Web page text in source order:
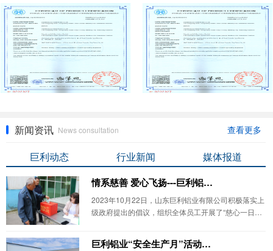
新闻资讯 News consultation
巨利动态 行业新闻 媒体报道
查看更多
情系慈善 爱心飞扬---巨利铝业开展“慈心一日捐”活动
2023年10月22日，山东巨利铝业有限公司积极落实上
级政府提出的倡议，组织全体员工开展了“慈心一日
巨利铝业“安全生产月”活动落下帷幕